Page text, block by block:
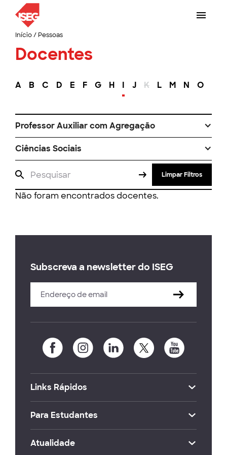
Início/ Pessoas
Docentes
A B C D E F G H I J K L M N O
Professor Auxiliar com Agregação
Ciências Sociais
Limpar Filtros
Não foram encontrados docentes.
Subscreva a newsletter do ISEG
Links Rápidos
Para Estudantes
Atualidade